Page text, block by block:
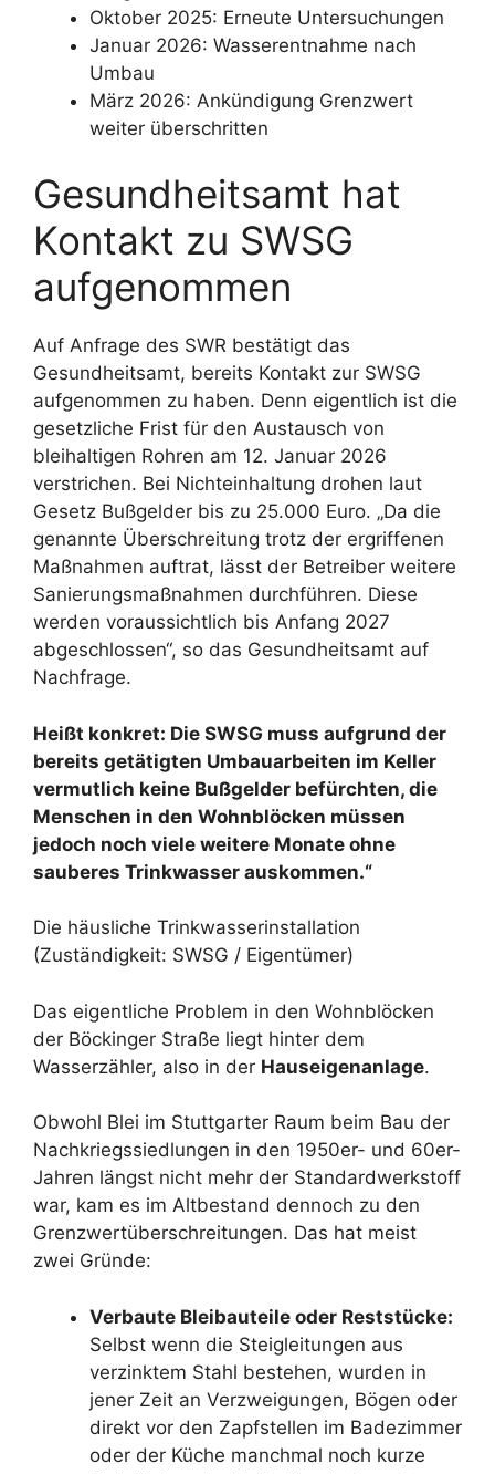
Oktober 2025: Erneute Untersuchungen
Januar 2026: Wasserentnahme nach
Umbau
März 2026: Ankündigung Grenzwert
weiter überschritten
Gesundheitsamt hat
Kontakt zu SWSG
aufgenommen
Auf Anfrage des SWR bestätigt das
Gesundheitsamt, bereits Kontakt zur SWSG
aufgenommen zu haben. Denn eigentlich ist die
gesetzliche Frist für den Austausch von
bleihaltigen Rohren am 12. Januar 2026
verstrichen. Bei Nichteinhaltung drohen laut
Gesetz Bußgelder bis zu 25.000 Euro. „Da die
genannte Überschreitung trotz der ergriffenen
Maßnahmen auftrat, lässt der Betreiber weitere
Sanierungsmaßnahmen durchführen. Diese
werden voraussichtlich bis Anfang 2027
abgeschlossen“, so das Gesundheitsamt auf
Nachfrage.
Heißt konkret: Die SWSG muss aufgrund der
bereits getätigten Umbauarbeiten im Keller
vermutlich keine Bußgelder befürchten, die
Menschen in den Wohnblöcken müssen
jedoch noch viele weitere Monate ohne
sauberes Trinkwasser auskommen.“
Die häusliche Trinkwasserinstallation
(Zuständigkeit: SWSG / Eigentümer)
Das eigentliche Problem in den Wohnblöcken
der Böckinger Straße liegt hinter dem
Wasserzähler, also in der Hauseigenanlage.
Obwohl Blei im Stuttgarter Raum beim Bau der
Nachkriegssiedlungen in den 1950er- und 60er-
Jahren längst nicht mehr der Standardwerkstoff
war, kam es im Altbestand dennoch zu den
Grenzwertüberschreitungen. Das hat meist
zwei Gründe:
Verbaute Bleibauteile oder Reststücke:
Selbst wenn die Steigleitungen aus
verzinktem Stahl bestehen, wurden in
jener Zeit an Verzweigungen, Bögen oder
direkt vor den Zapfstellen im Badezimmer
oder der Küche manchmal noch kurze